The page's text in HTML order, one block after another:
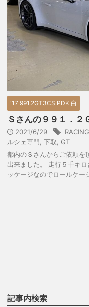
'17 991.2GT3CS PDK 白
Ｓさんの９９１．２
2021/6/29 RACING
ルシェ専門 下取
GT
都内のＳさんからご依頼を
出来ました。 走行５千キ
ッケージなのでロールケー
記事内検索